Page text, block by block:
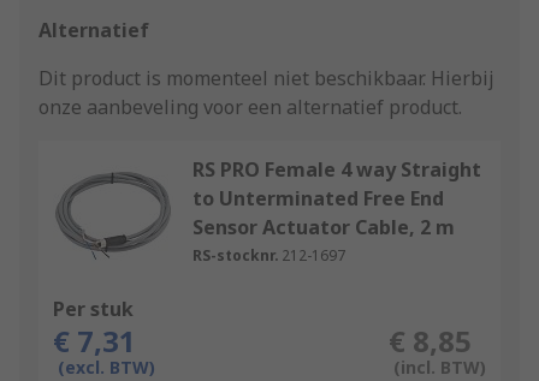
Alternatief
Dit product is momenteel niet beschikbaar. Hierbij
onze aanbeveling voor een alternatief product.
RS PRO Female 4 way Straight
to Unterminated Free End
Sensor Actuator Cable, 2 m
RS-stocknr. 212-1697
Per stuk
€ 7,31
(excl. BTW)
€ 8,85
(incl. BTW)